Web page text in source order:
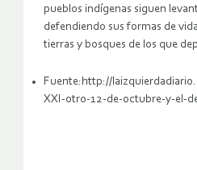
pueblos indígenas siguen
defendiendo sus formas de
tierras y bosques de los que
Fuente:http://
XXI-otro-12-de-octubre-y-el-